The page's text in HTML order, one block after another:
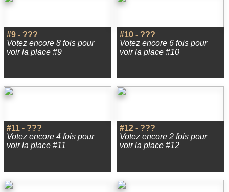
#9 - ???
Votez encore 8 fois pour
voir la place #9
#10 - ???
Votez encore 6 fois pour
voir la place #10
#11 - ???
Votez encore 4 fois pour
voir la place #11
#12 - ???
Votez encore 2 fois pour
voir la place #12